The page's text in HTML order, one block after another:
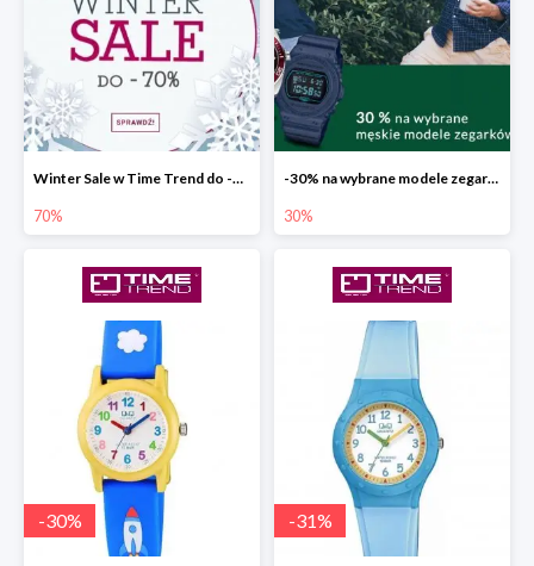
Winter Sale w Time Trend do -70%
70%
-30% na wybrane modele zegarków
30%
-30% -31%